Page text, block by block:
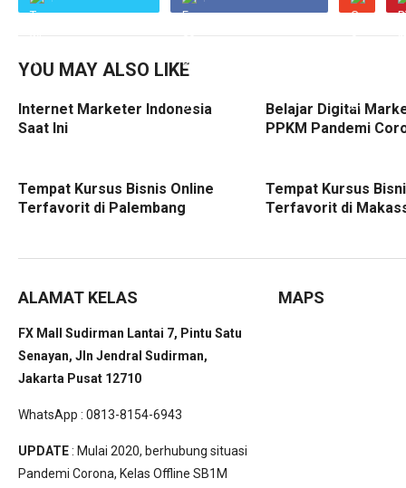
YOU MAY ALSO LIKE
Internet Marketer Indonesia
Saat Ini
Belajar Digital
PPKM Pandemi
Tempat Kursus Bisnis Online
Terfavorit di Palembang
Tempat Kursus
Terfavorit di
ALAMAT KELAS
FX Mall Sudirman Lantai 7, Pintu Satu
Senayan, Jln Jendral Sudirman,
Jakarta Pusat 12710
WhatsApp : 0813-8154-6943
UPDATE: Mulai 2020, berhubung situasi
Pandemi Corona, Kelas Offline SB1M
MAPS